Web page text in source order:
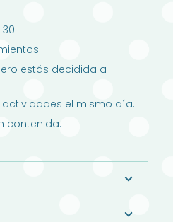
estás decidida a
el mismo día.
contenida.